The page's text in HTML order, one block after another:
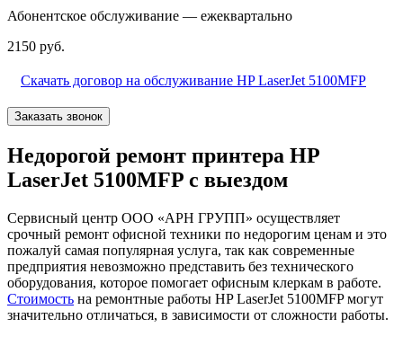
Абонентское обслуживание — ежеквартально
2150 руб.
Скачать договор на обслуживание HP LaserJet 5100MFP
Заказать звонок
Недорогой ремонт принтера HP
LaserJet 5100MFP с выездом
Сервисный центр ООО «АРН ГРУПП» осуществляет
срочный ремонт офисной техники по недорогим ценам и это
пожалуй самая популярная услуга, так как современные
предприятия невозможно представить без технического
оборудования, которое помогает офисным клеркам в работе.
Стоимость на ремонтные работы HP LaserJet 5100MFP могут
значительно отличаться, в зависимости от сложности работы.